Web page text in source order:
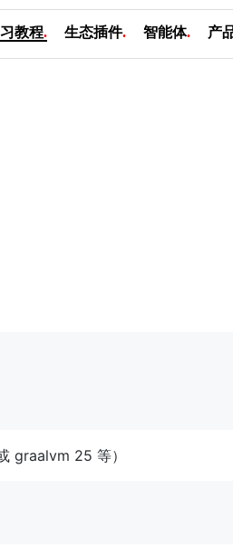
教程. 生态插件. 智能体. 产
graalvm 25 等）